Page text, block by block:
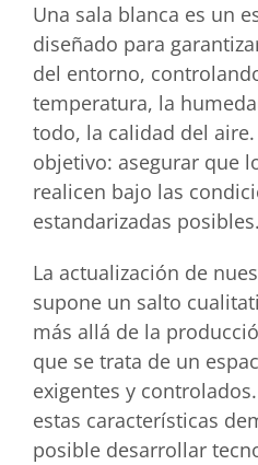
Una sala blanca es un
diseñado para
del entorno,
temperatura, la
todo, la calidad del
objetivo: asegurar que
realicen bajo las
estandarizadas posibles.
La actualización de
supone un salto
más allá de la
que se trata de un
exigentes y
estas características
posible desarrollar